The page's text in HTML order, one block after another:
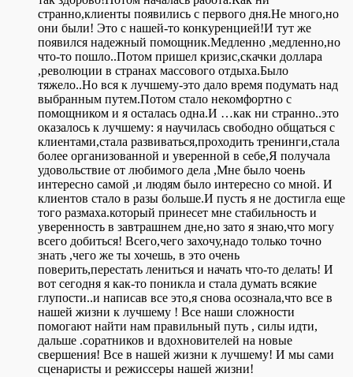
странно,клиенты появились с первого дня.Не много,но
они были! Это с нашей-то конкуренцией!И тут же
появился надежный помощник.Медленно ,медленно,но
что-то пошло..Потом пришел кризис,скачки доллара
,революции в странах массового отдыха.Было
тяжело..Но вся к лучшему-это дало время подумать над
выбранным путем.Потом стало некомфортно с
помощником и я осталась одна.И …как ни странно..это
оказалось к лучшему: я научилась свободно общаться с
клиентами,стала развиваться,проходить тренинги,стала
более организованной и уверенной в себе,Я получала
удовольствие от любимого дела ,Мне было чоень
интересно самой ,и людям было интересно со мной. И
клиентов стало в разы больше.И пусть я не достигла еще
того размаха.который принесет мне стабильность и
уверенность в завтрашнем дне,но зато я знаю,что могу
всего добиться! Всего,чего захочу,надо только точно
знать ,чего же ты хочешь, в это очень
поверить,перестать лениться и начать что-то делать! И
вот сегодня я как-то поникла и стала думать всякие
глупости..и написав все это,я снова осознала,что все в
нашей жизни к лучшему ! Все наши сложности
помогают найти нам правильный путь , силы идти,
дальше .соратников и вдохновителей на новые
свершения! Все в нашей жизни к лучшему! И мы сами
сценаристы и режиссеры нашей жизни!